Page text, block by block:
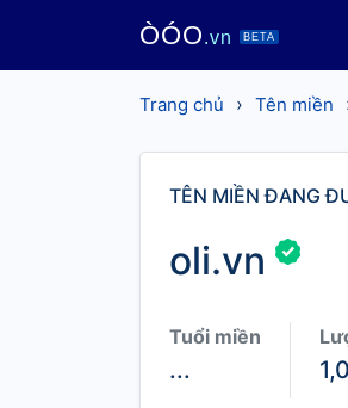
ÒÓO.vn BETA
Trang chủ › Tên miền
TÊN MIỀN ĐANG
oli.vn
Tuổi miền
...